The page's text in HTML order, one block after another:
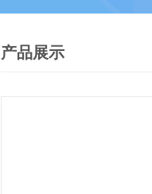
产品展示